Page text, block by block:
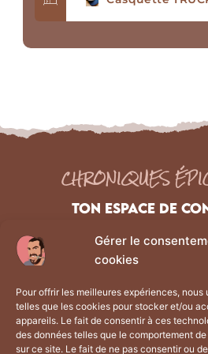
Gérer le
cookies
Pour offrir les meilleures expériences,
telles que les cookies pour stocker et/ou
appareils. Le fait de consentir à ces
des données telles que le comportement
sur ce site. Le fait de ne pas consentir ou
CHRONIQUES
TON ESPACE DE
NAVIGATION
À propos
La boutique
Contact